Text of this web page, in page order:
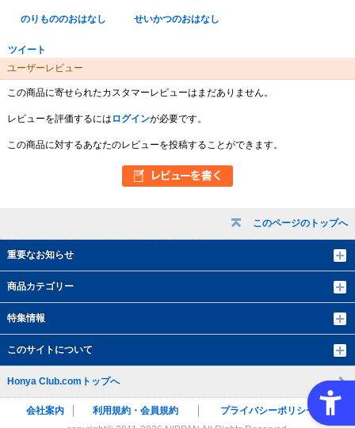
このページのトップへ
重要なお知らせ
商品カテゴリー
特集情報
このサイトについて
のりもののおはなし せいかつのおはなし
ツイート
ユーザーレビュー
この商品に寄せられたカスタマーレビューはまだありません。
レビューを評価するには ログインが必要です。
この商品に対するあなたのレビューを投稿することができます。
Honya Club.comトップへ
会社案内 利用規約・会員規約
プライバシーポリシー